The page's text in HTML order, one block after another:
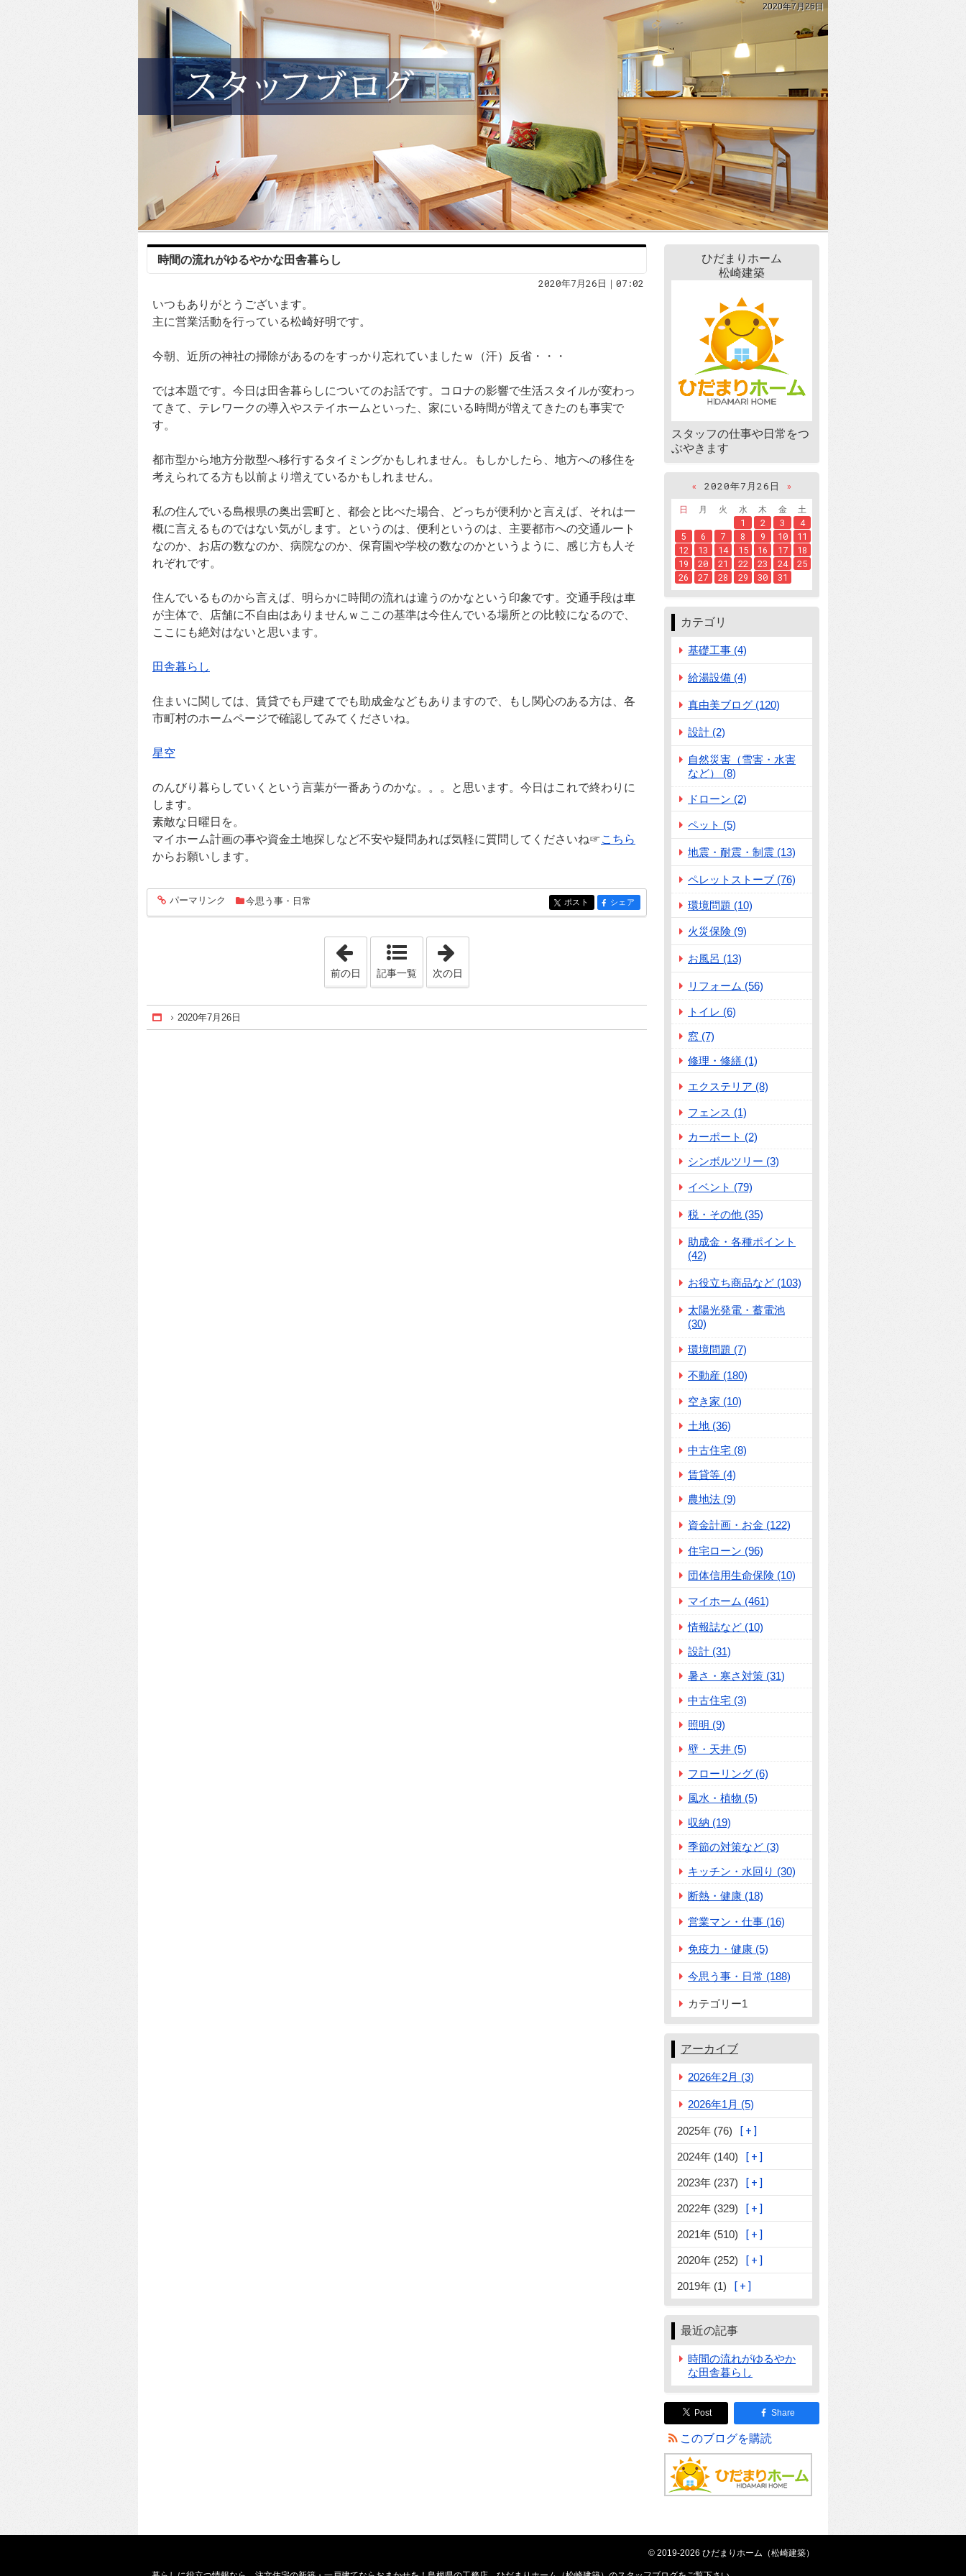
2020年7月26日
時間の流れがゆるやかな田舎暮らし
2020年7月26日｜07:02
いつもありがとうございます。
主に営業活動を行っている松崎好明です。
今朝、近所の神社の掃除があるのをすっかり忘れていましたｗ（汗）反省・・・
では本題です。今日は田舎暮らしについてのお話です。コロナの影響で生活スタイルが変わっ
てきて、テレワークの導入やステイホームといった、家にいる時間が増えてきたのも事実で
す。
都市型から地方分散型へ移行するタイミングかもしれません。もしかしたら、地方への移住を
考えられてる方も以前より増えているかもしれません。
私の住んでいる島根県の奥出雲町と、都会と比べた場合、どっちが便利かと言えば、それは一
概に言えるものではない気がします。というのは、便利というのは、主要都市への交通ルート
なのか、お店の数なのか、病院なのか、保育園や学校の数なのかというように、感じ方も人そ
れぞれです。
住んでいるものから言えば、明らかに時間の流れは違うのかなという印象です。交通手段は車
が主体で、店舗に不自由はありませんｗここの基準は今住んでいる場所との比較になるので、
ここにも絶対はないと思います。
田舎暮らし
住まいに関しては、賃貸でも戸建てでも助成金などもありますので、もし関心のある方は、各
市町村のホームページで確認してみてくださいね。
星空
のんびり暮らしていくという言葉が一番あうのかな。。。と思います。今日はこれで終わりに
します。
素敵な日曜日を。
マイホーム計画の事や資金土地探しなど不安や疑問あれば気軽に質問してくださいね☞こちら
からお願いします。
entry321
パーマリンク 今思う事・日常 entry321
ポスト entry321
シェア
「2020年7月25日」
前の日 記事一覧 次の日
Home
2020年7月26日
ひだまりホーム
松崎建築
スタッフの仕事や日常をつ
ぶやきます
« 2020年7月26日
»
日
月 火 水 木 金
土
1
2 3
4
5
6 7 8 9 10
11
12
13 14 15 16 17
18
19
20 21 22 23 24
25
26
27 28 29 30 31
カテゴリ
基礎工事 (4)
給湯設備 (4)
真由美ブログ (120)
設計 (2)
自然災害（雪害・水害
など） (8)
ドローン (2)
ペット (5)
地震・耐震・制震 (13)
ペレットストーブ (76)
環境問題 (10)
火災保険 (9)
お風呂 (13)
リフォーム (56)
トイレ (6)
窓 (7)
修理・修繕 (1)
エクステリア (8)
フェンス (1)
カーポート (2)
シンボルツリー (3)
イベント (79)
税・その他 (35)
助成金・各種ポイント
(42)
お役立ち商品など (103)
太陽光発電・蓄電池
(30)
環境問題 (7)
不動産 (180)
空き家 (10)
土地 (36)
中古住宅 (8)
賃貸等 (4)
農地法 (9)
資金計画・お金 (122)
住宅ローン (96)
団体信用生命保険 (10)
マイホーム (461)
情報誌など (10)
設計 (31)
暑さ・寒さ対策 (31)
中古住宅 (3)
照明 (9)
壁・天井 (5)
フローリング (6)
風水・植物 (5)
収納 (19)
季節の対策など (3)
キッチン・水回り (30)
断熱・健康 (18)
営業マン・仕事 (16)
免疫力・健康 (5)
今思う事・日常 (188)
カテゴリー1
アーカイブ
2026年2月 (3)
2026年1月 (5)
2025年 (76)
2024年 (140)
2023年 (237)
2022年 (329)
2021年 (510)
2020年 (252)
2019年 (1)
最近の記事
時間の流れがゆるやか
な田舎暮らし
Post Share
このブログを購読
© 2019-2026 ひだまりホーム（松崎建築）